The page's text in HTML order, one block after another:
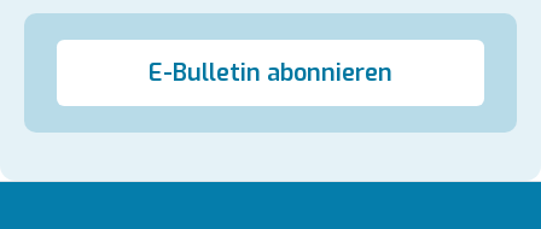
E-Bulletin abonnieren